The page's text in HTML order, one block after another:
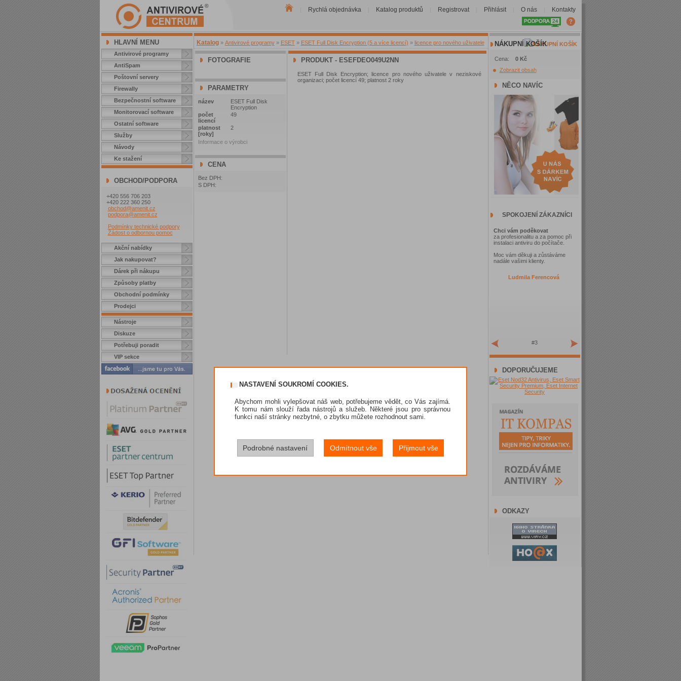
Rychlá objednávka Katalog produktů Registrovat Přihlásit O nás Kontakty
HLAVNÍ MENU
Antivirové programy
AntiSpam
Poštovní servery
Firewally
Bezpečnostní software
Monitorovací software
Ostatní software
Služby
Návody
Ke stažení
OBCHOD/PODPORA
+420 556 706 203
+420 222 360 250
obchod@amenit.cz
podpora@amenit.cz
Podmínky technické podpory
Žádost o odbornou pomoc
Akční nabídky
Jak nakupovat?
Dárek při nákupu
Způsoby platby
Obchodní podmínky
Prodejci
Nástroje
Diskuze
Potřebuji poradit
VIP sekce
Katalog » Antivirové programy » ESET » ESET Full Disk Encryption (5 a více licencí) » licence pro nového uživatele
FOTOGRAFIE
PARAMETRY
název
ESET Full Disk
Encryption
počet
licencí
49
platnost
[roky]
2
Informace o výrobci
CENA
Bez DPH:
S DPH:
PRODUKT - ESEFDEO049U2NN
ESET Full Disk Encryption; licence pro nového uživatele v neziskové
organizaci; počet licencí 49; platnost 2 roky
NÁKUPNÍ KOŠÍK
Cena: 0 Kč
Zobrazit obsah
NĚCO NAVÍC
SPOKOJENÍ ZÁKAZNÍCI
Chci vám poděkovat
za profesionalitu a za pomoc při
instalaci antiviru do počítače.
Moc vám děkuji a zůstáváme
nadále vašimi klienty.
Ludmila Ferencová
#3
DOPORUČUJEME
ODKAZY
NASTAVENÍ SOUKROMÍ COOKIES.
Abychom mohli vylepšovat náš web, potřebujeme vědět, co Vás zajímá.
K tomu nám slouží řada nástrojů a služeb. Některé jsou pro správnou
funkci naší stránky nezbytné, o zbytku můžete rozhodnout sami.
Podrobné nastavení Odmítnout vše Přijmout vše